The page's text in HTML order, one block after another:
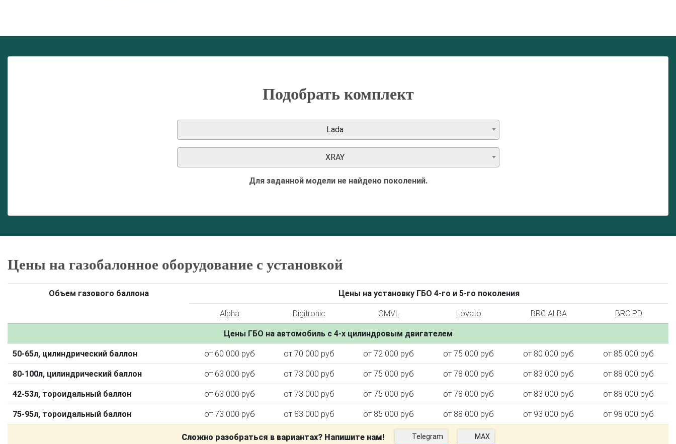
О автосервисе
Отзывы клиентов
Подобрать комплект
Lada
XRAY
Для заданной модели не найдено поколений.
Цены на газобалонное оборудование с установкой
Объем газового баллона Цены на установку ГБО 4-го и 5-го поколения
Alpha Digitronic OMVL Lovato BRC ALBA BRC PD
Цены ГБО на автомобиль с 4-х цилиндровым двигателем
50-65л, цилиндрический баллон от 60 000 руб от 70 000 руб от 72 000 руб от 75 000 руб от 80 000 руб от 85 000 руб
80-100л, цилиндрический баллон от 63 000 руб от 73 000 руб от 75 000 руб от 78 000 руб от 83 000 руб от 88 000 руб
42-53л, тороидальный баллон от 63 000 руб от 73 000 руб от 75 000 руб от 78 000 руб от 83 000 руб от 88 000 руб
75-95л, тороидальный баллон от 73 000 руб от 83 000 руб от 85 000 руб от 88 000 руб от 93 000 руб от 98 000 руб
Сложно разобраться в вариантах? Напишите нам! Telegram MAX